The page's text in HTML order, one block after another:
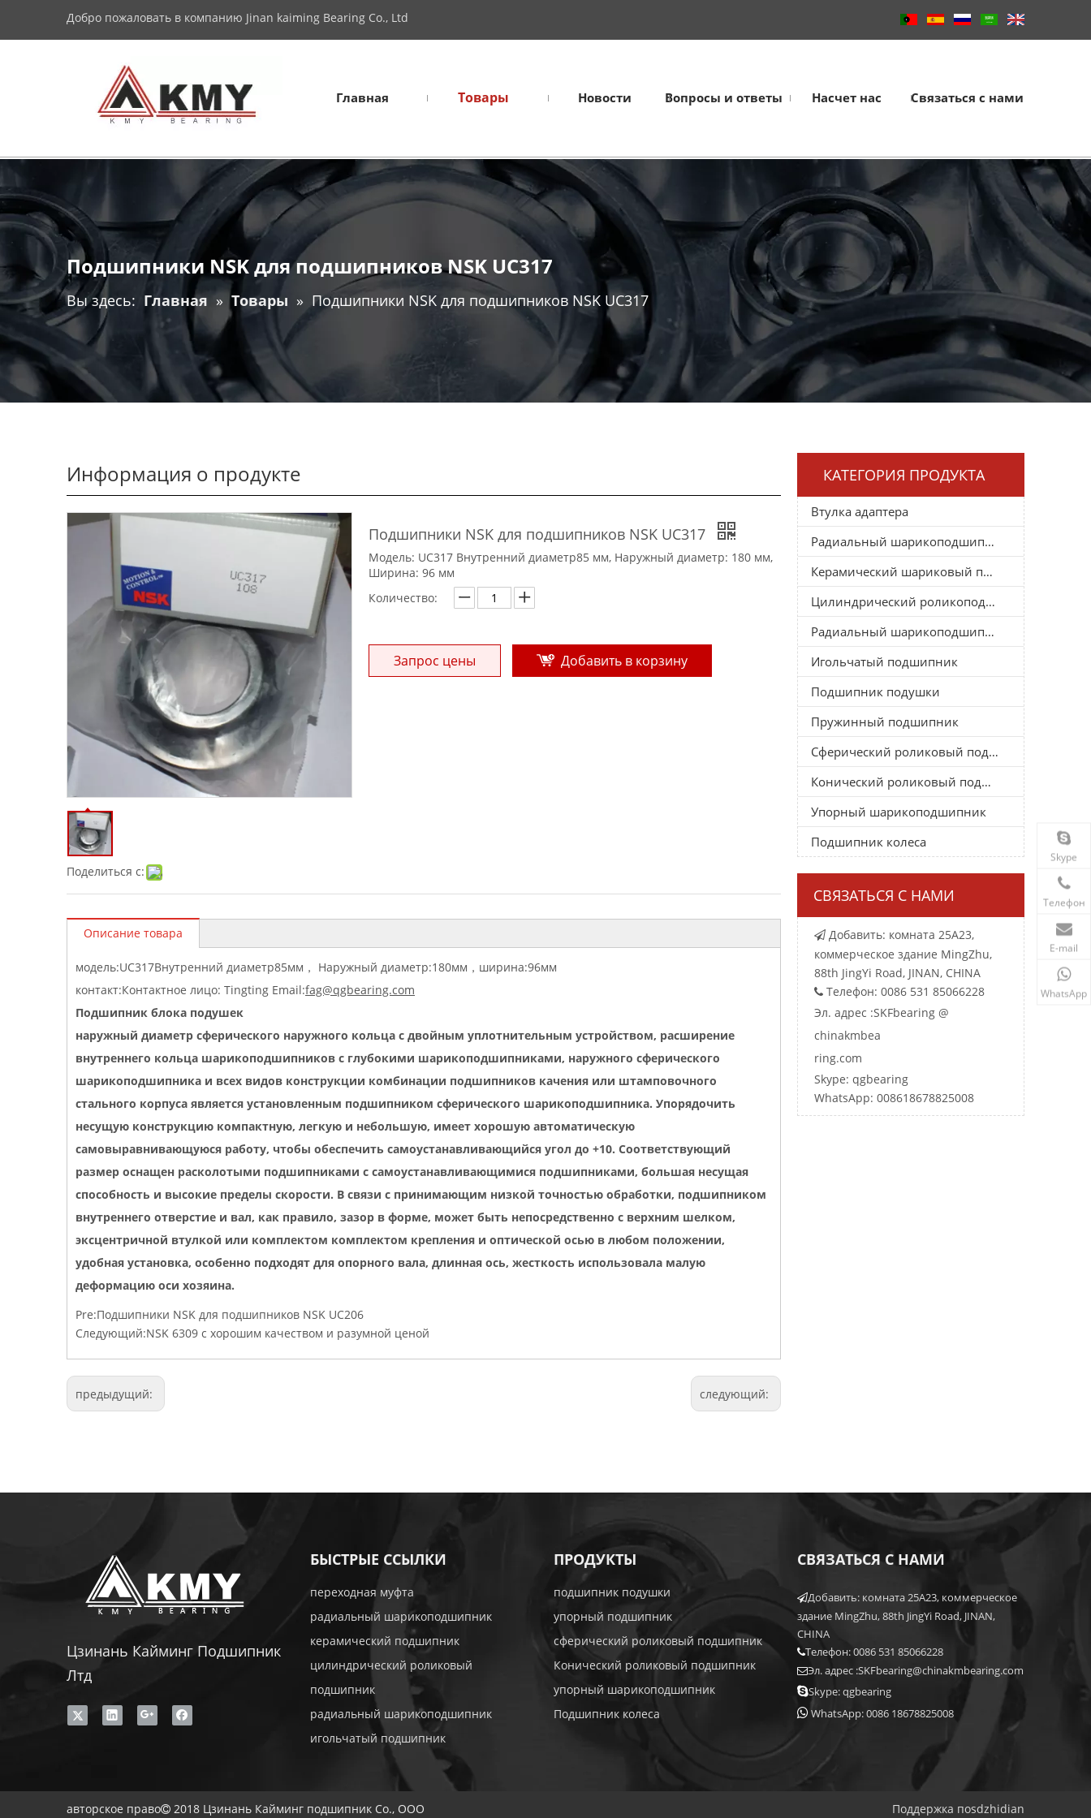
Добро пожаловать в компанию Jinan kaiming Bearing Co., Ltd
Главная Товары Новости Вопросы и ответы Насчет нас Связаться с нами
Подшипники NSK для подшипников NSK UC317
Вы здесь: Главная » Товары » Подшипники NSK для подшипников NSK UC317
Информация о продукте
Поделиться с:
Подшипники NSK для подшипников NSK UC317
Модель: UC317 Внутренний диаметр85 мм, Наружный диаметр: 180 мм,
Ширина: 96 мм
Количество:
Запрос цены Добавить в корзину
Описание товара
модель:UC317Внутренний диаметр85мм ， Наружный диаметр:180мм ， ширина:96мм
контакт:Контактное лицо: Tingting Email:fag@qgbearing.com
Подшипник блока подушек
наружный диаметр сферического наружного кольца с двойным уплотнительным устройством, расширение
внутреннего кольца шарикоподшипников с глубокими шарикоподшипниками, наружного сферического
шарикоподшипника и всех видов конструкции комбинации подшипников качения или штамповочного
стального корпуса является установленным подшипником сферического шарикоподшипника. Упорядочить
несущую конструкцию компактную, легкую и небольшую, имеет хорошую автоматическую
самовыравнивающуюся работу, чтобы обеспечить самоустанавливающийся угол до +10. Соответствующий
размер оснащен расколотыми подшипниками с самоустанавливающимися подшипниками, большая несущая
способность и высокие пределы скорости. В связи с принимающим низкой точностью обработки, подшипником
внутреннего отверстие и вал, как правило, зазор в форме, может быть непосредственно с верхним шелком,
эксцентричной втулкой или комплектом комплектом крепления и оптической осью в любом положении,
удобная установка, особенно подходят для опорного вала, длинная ось, жесткость использовала малую
деформацию оси хозяина.
Pre:Подшипники NSK для подшипников NSK UC206
Следующий:NSK 6309 с хорошим качеством и разумной ценой
предыдущий: следующий:
КАТЕГОРИЯ ПРОДУКТА
Втулка адаптера
Радиальный шарикоподшипник
Керамический шариковый подшипник
Цилиндрический роликоподшипник
Радиальный шарикоподшипник
Игольчатый подшипник
Подшипник подушки
Пружинный подшипник
Сферический роликовый подшипник
Конический роликовый подшипник
Упорный шарикоподшипник
Подшипник колеса
СВЯЗАТЬСЯ С НАМИ
 Добавить: комната 25A23,
коммерческое здание MingZhu,
88th JingYi Road, JINAN, CHINA
 Телефон: 0086 531 85066228
Эл. адрес :SKFbearing @
chinakmbea
ring.com
Skype: qgbearing
WhatsApp: 008618678825008
Цзинань Кайминг Подшипник
Лтд
БЫСТРЫЕ ССЫЛКИ
переходная муфта
радиальный шарикоподшипник
керамический подшипник
цилиндрический роликовый
подшипник
радиальный шарикоподшипник
игольчатый подшипник
ПРОДУКТЫ
подшипник подушки
упорный подшипник
сферический роликовый подшипник
Конический роликовый подшипник
упорный шарикоподшипник
Подшипник колеса
СВЯЗАТЬСЯ С НАМИ
Добавить: комната 25A23, коммерческое
здание MingZhu, 88th JingYi Road, JINAN,
CHINA
Телефон: 0086 531 85066228
Эл. адрес :SKFbearing@chinakmbearing.com
Skype: qgbearing
 WhatsApp: 0086 18678825008
Skype
Телефон
E-mail
WhatsApp
авторское право 2018 Цзинань Кайминг подшипник Co., ООО Поддержка поsdzhidian